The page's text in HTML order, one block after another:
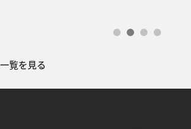
一覧を見る